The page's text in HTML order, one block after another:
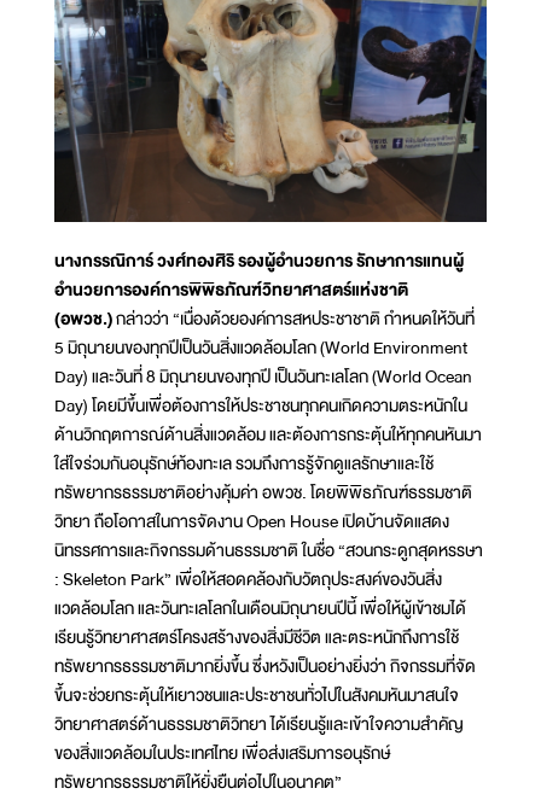
นางกรรณิการ์ วงศ์ทองศิริ รองผู้อำนวยการ รักษาการแทนผู้
อำนวยการองค์การพิพิธภัณฑ์วิทยาศาสตร์แห่งชาติ
(อพวช.)กล่าวว่า “เนื่องด้วยองค์การสหประชาชาติ กำหนดให้วันที่
5 มิถุนายนของทุกปีเป็นวันสิ่งแวดล้อมโลก (World Environment
Day) และวันที่ 8 มิถุนายนของทุกปี เป็นวันทะเลโลก (World Ocean
Day) โดยมีขึ้นเพื่อต้องการให้ประชาชนทุกคนเกิดความตระหนักใน
ด้านวิกฤตการณ์ด้านสิ่งแวดล้อม และต้องการกระตุ้นให้ทุกคนหันมา
ใส่ใจร่วมกันอนุรักษ์ท้องทะเล รวมถึงการรู้จักดูแลรักษาและใช้
ทรัพยากรธรรมชาติอย่างคุ้มค่า อพวช. โดยพิพิธภัณฑ์ธรรมชาติ
วิทยา ถือโอกาสในการจัดงาน Open House เปิดบ้านจัดแสดง
นิทรรศการและกิจกรรมด้านธรรมชาติ ในชื่อ “สวนกระดูกสุดหรรษา
: Skeleton Park” เพื่อให้สอดคล้องกับวัตถุประสงค์ของวันสิ่ง
แวดล้อมโลก และวันทะเลโลกในเดือนมิถุนายนปีนี้ เพื่อให้ผู้เข้าชมได้
เรียนรู้วิทยาศาสตร์โครงสร้างของสิ่งมีชีวิต และตระหนักถึงการใช้
ทรัพยากรธรรมชาติมากยิ่งขึ้น ซึ่งหวังเป็นอย่างยิ่งว่า กิจกรรมที่จัด
ขึ้นจะช่วยกระตุ้นให้เยาวชนและประชาชนทั่วไปในสังคมหันมาสนใจ
วิทยาศาสตร์ด้านธรรมชาติวิทยา ได้เรียนรู้และเข้าใจความสำคัญ
ของสิ่งแวดล้อมในประเทศไทย เพื่อส่งเสริมการอนุรักษ์
ทรัพยากรธรรมชาติให้ยั่งยืนต่อไปในอนาคต”